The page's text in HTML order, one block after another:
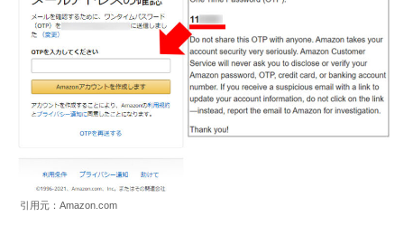
引用元：Amazon.com